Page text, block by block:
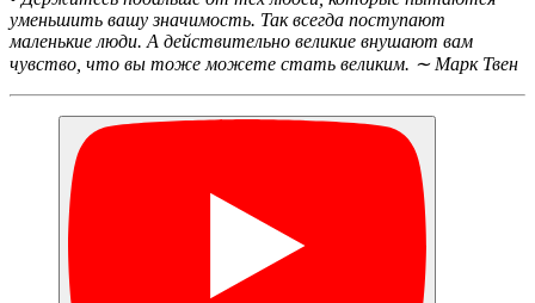
уменьшить вашу значимость. Так всегда поступают
маленькие люди. А действительно великие внушают вам
чувство, что вы тоже можете стать великим. ∼ Марк Твен